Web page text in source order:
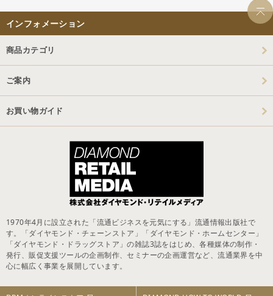
インフォメーション
商品カテゴリ
ご案内
お買い物ガイド
1970年4月に設立された「流通ビジネスを元気にする」流通情報出版社で
す。「ダイヤモンド・チェーンストア」「ダイヤモンド・ホームセンター」
「ダイヤモンド・ドラッグストア」の雑誌3誌をはじめ、各種媒体の制作・
発行、販促支援ツールの企画制作、セミナーの企画運営など、流通業界を中
心に幅広く事業を展開しています。